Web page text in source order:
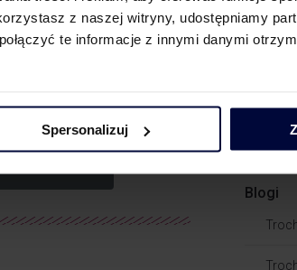
z naszej witryny, udostępniamy
te informacje z innymi danymi
Spersonalizuj
>>
Blogi